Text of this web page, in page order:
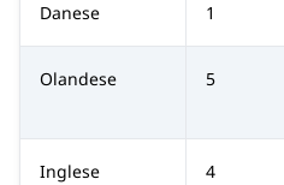
Danese 1
Olandese 5
Inglese
4